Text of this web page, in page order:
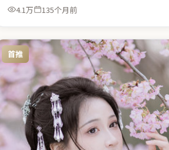
4.1万 135个月前
首推